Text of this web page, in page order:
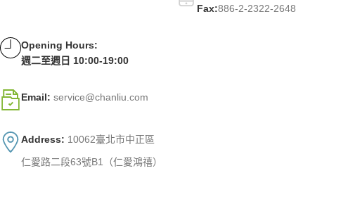
Fax:886-2-2322-2648
Opening Hours:
週二至週日 10:00-19:00
Email: service@chanliu.com
Address: 10062臺北市中正區
仁愛路二段63號B1（仁愛鴻禧）